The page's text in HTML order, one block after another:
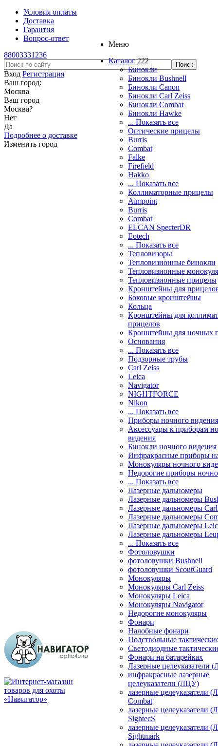
Условия оплаты
Доставка
Гарантия
Вопрос-ответ
88003331236
Вход Регистрация
Ваш город:
Москва
Ваш город
Москва?
Нет
Да
Подробнее о доставке
Изменить город
Меню
Каталог 222
Бинокли
Бинокли Bushnell
Бинокли Canon
Бинокли Carl Zeiss
Бинокли Combat
Бинокли Hawke
... Показать все
Оптические прицелы
Burris
Combat
Falke
Firefield
Hakko
... Показать все
Коллиматорные прицелы
Aimpoint
Burris
Combat
ELCAN SpecterDR
Eotech
... Показать все
Тепловизоры
Тепловизионные бинокли
Тепловизионные
Тепловизионные прицелы
Кронштейны для
Боковые кронштейны
Кольца
Кронштейны для
прицелов
Кронштейны для ночных
Основания
... Показать все
Подзорные трубы
Carl Zeiss
Leica
Navigator
NIGHTFORCE
Nikon
... Показать все
Приборы ночного видения
Аксессуары к приборам
видения
Бинокли ночного видения
Инфракрасные приборы
Монокуляры ночного
Недорогие приборы
... Показать все
Лазерные дальномеры
Лазерные дальномеры
Лазерные дальномеры
Лазерные дальномеры
Лазерные дальномеры
Лазерные дальномеры
... Показать все
Фотоловушки
фотоловушки Bushnell
фотоловушки ScoutGuard
Монокуляры
Монокуляры Carl Zeiss
Монокуляры Leica
Монокуляры Navigator
Недорогие монокуляры
Фонари
Налобные фонари
Подствольные
Светодиодные
Фонари на батарейках
Лазерные целеуказатели
инфракрасные лазерные
целеуказатели (ЛЦУ)
лазерные целеуказатели
Combat
лазерные целеуказатели
SightecS
лазерные целеуказатели
Sightmark